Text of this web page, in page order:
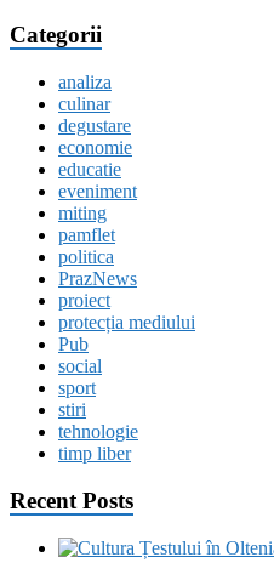
Categorii
analiza
culinar
degustare
economie
educatie
eveniment
miting
pamflet
politica
PrazNews
proiect
protecția mediului
Pub
social
sport
stiri
tehnologie
timp liber
Recent Posts